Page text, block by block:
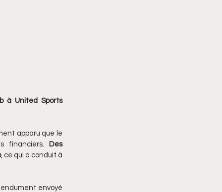
à United Sports
apparu que le
financiers. Des
, ce qui a conduit à
envoyé